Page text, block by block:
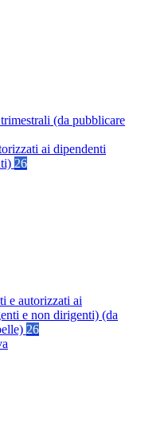
(da pubblicare
ai dipendenti
26
e autorizzati ai
e non dirigenti) (da
26